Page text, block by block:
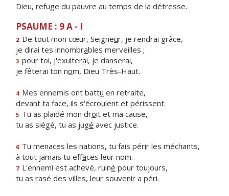
Dieu, refuge du pauvre au temps de la détresse.
PSAUME : 9 A - I
2 De tout mon cœur, Seigneur, je rendrai grâce,
je dirai tes innombrables merveilles ;
3 pour toi, j'exulterai, je danserai,
je fêterai ton nom, Dieu Très-Haut.
4 Mes ennemis ont battu en retraite,
devant ta face, ils s'écroulent et périssent.
5 Tu as plaidé mon droit et ma cause,
tu as siégé, tu as jugé avec justice.
6 Tu menaces les nations, tu fais périr les méchants,
à tout jamais tu effaces leur nom.
7 L'ennemi est achevé, ruiné pour toujours,
tu as rasé des villes, leur souvenir a péri.